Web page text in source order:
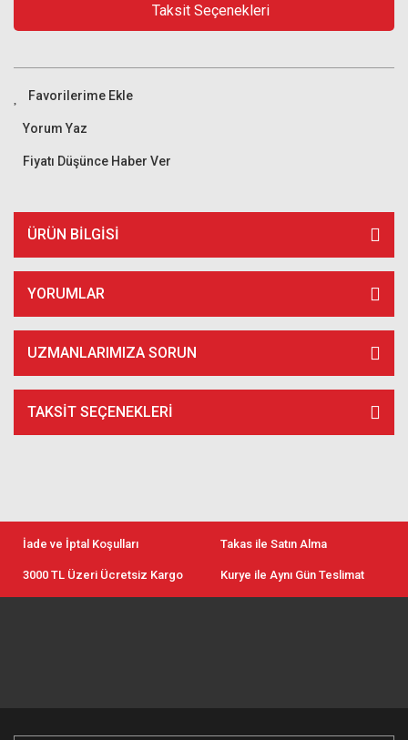
Taksit Seçenekleri
Yorum Yaz
Fiyatı Düşünce Haber Ver
ÜRÜN BILGISI
YORUMLAR
UZMANLARIMIZA SORUN
TAKSIT SEÇENEKLERI
İade ve İptal Koşulları Takas ile Satın Alma
3000 TL Üzeri Ücretsiz Kargo Kurye ile Aynı Gün Teslimat